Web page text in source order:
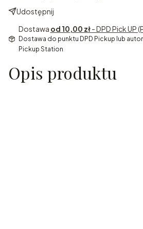
Udostępnij
Dostawa od 10,00 zł- DPD Pick UP
Dostawa do punktu DPD Pickup lub
Pickup Station
Opis produktu